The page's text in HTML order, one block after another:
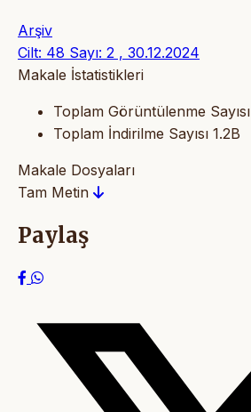
Arşiv
Cilt: 48 Sayı: 2 , 30.12.2024
Makale İstatistikleri
Toplam Görüntülenme Sayısı
Toplam İndirilme Sayısı 1.2B
Makale Dosyaları
Tam Metin
Paylaş